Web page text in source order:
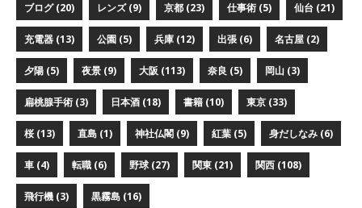
ブログ (20) レンズ (9) 京都 (23) 仕事術 (5) 仙台 (21)
充電器 (13) 公園 (5) 兵庫 (12) 出張 (6) 名古屋 (2)
夕陽 (5) 夜景 (9) 大阪 (113) 奈良 (5) 岡山 (3)
扁桃腺手術 (3) 日本酒 (18) 書籍 (10) 東京 (33)
桜 (13) 直島 (1) 神社仏閣 (9) 紅葉 (5) 身だしなみ (6)
車 (4) 転職 (6) 野球 (27) 関東 (21) 関西 (108)
飛行機 (3) 黒霧島 (16)